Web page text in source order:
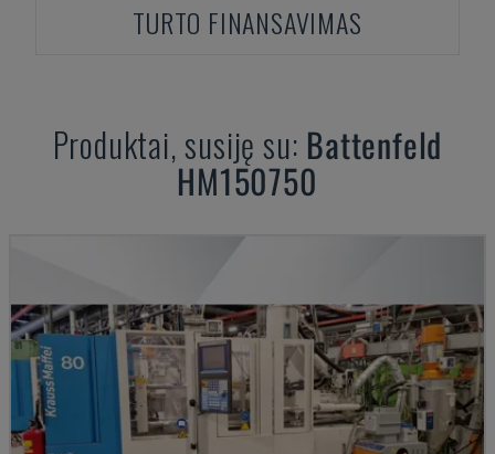
TURTO FINANSAVIMAS
Produktai, susiję su: Battenfeld
HM150750